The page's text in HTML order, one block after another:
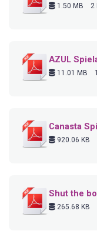
1.50 MB 2
AZUL
11.01 MB
Canasta
920.06 KB
Shut the
265.68 KB